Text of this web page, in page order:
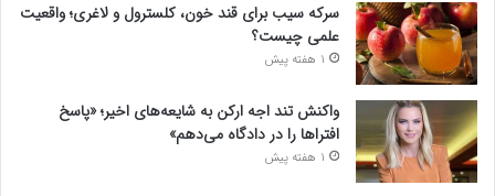
سرکه سیب برای قند خون، کلسترول و لاغری؛ واقعیت
علمی چیست؟
1 هفته پیش
واکنش تند اجه ارکن به شایعه‌های اخیر؛ «پاسخ
افتراها را در دادگاه می‌دهم»
1 هفته پیش